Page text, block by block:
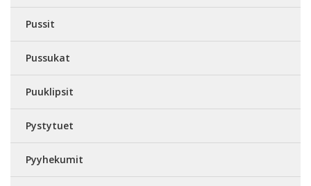
Pussit
Pussukat
Puuklipsit
Pystytuet
Pyyhekumit